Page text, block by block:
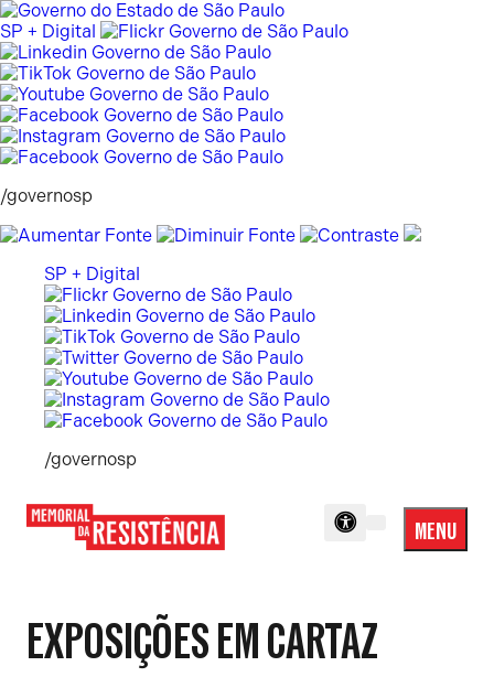
Pular
para
o
conteúdo
SP + Digital
/governosp
SP + Digital
/governosp
MENU
Menu
EXPOSIÇÕES EM CARTAZ